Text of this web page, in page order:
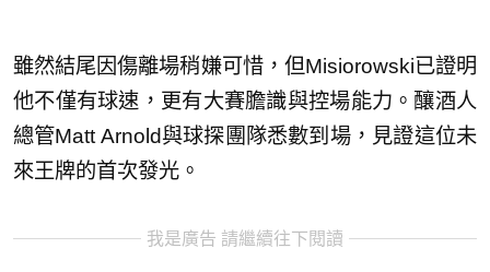
雖然結尾因傷離場稍嫌可惜，但Misiorowski已證明
他不僅有球速，更有大賽膽識與控場能力。釀酒人
總管Matt Arnold與球探團隊悉數到場，見證這位未
來王牌的首次發光。
我是廣告 請繼續往下閱讀